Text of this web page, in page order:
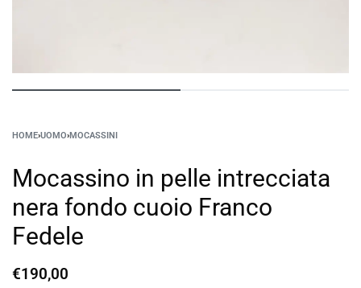
HOME›UOMO›MOCASSINI
Mocassino in pelle intrecciata
nera fondo cuoio Franco
Fedele
€190,00